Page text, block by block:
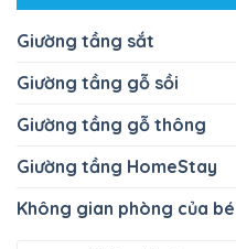
Giường tầng sắt
Giường tầng gỗ sồi
Giường tầng gỗ thông
Giường tầng HomeStay
Không gian phòng của bé